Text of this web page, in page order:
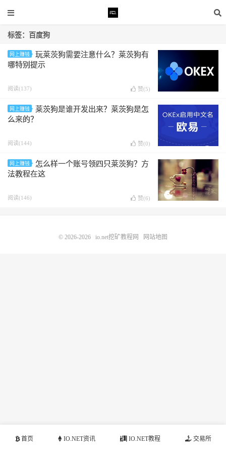
标签：百度狗
网上赚钱
玩莱茨狗需要注意什么？莱茨狗有
哪特别提示
阅读(137) 赞(5)
网上赚钱
莱茨狗是谁开发出来？莱茨狗是怎
么来的？
阅读(144) 赞(0)
网上赚钱
怎么样一个账号领四只莱茨狗？方
法教程在这
阅读(146) 赞(6)
首页 IO.NET资讯 IO.NET教程 交易所
© 2026-2026 io.net挖矿教程网 网站地图